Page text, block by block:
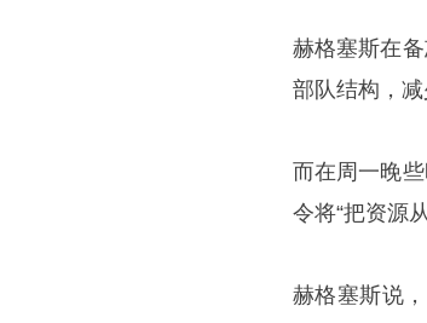
赫格塞斯在
部队结构，减
而在周一晚
令将“把资源
赫格塞斯说